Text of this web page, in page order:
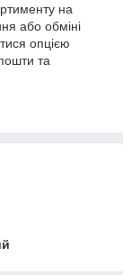
на
або обміні
опцією
та